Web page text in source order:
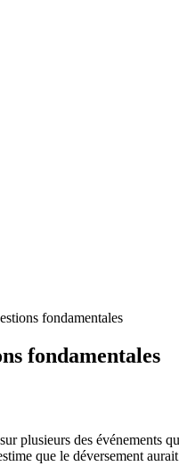
fondamentales
fondamentales
plusieurs des événements
que le déversement